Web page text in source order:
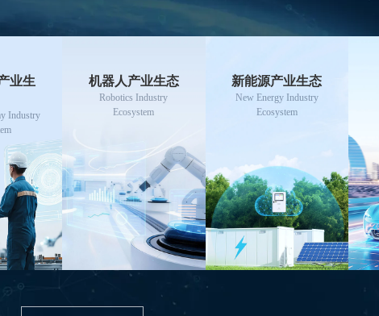
业生
Industry
机器人产业生态
Robotics Industry
Ecosystem
新能源产业生态
New Energy Industry
Ecosystem